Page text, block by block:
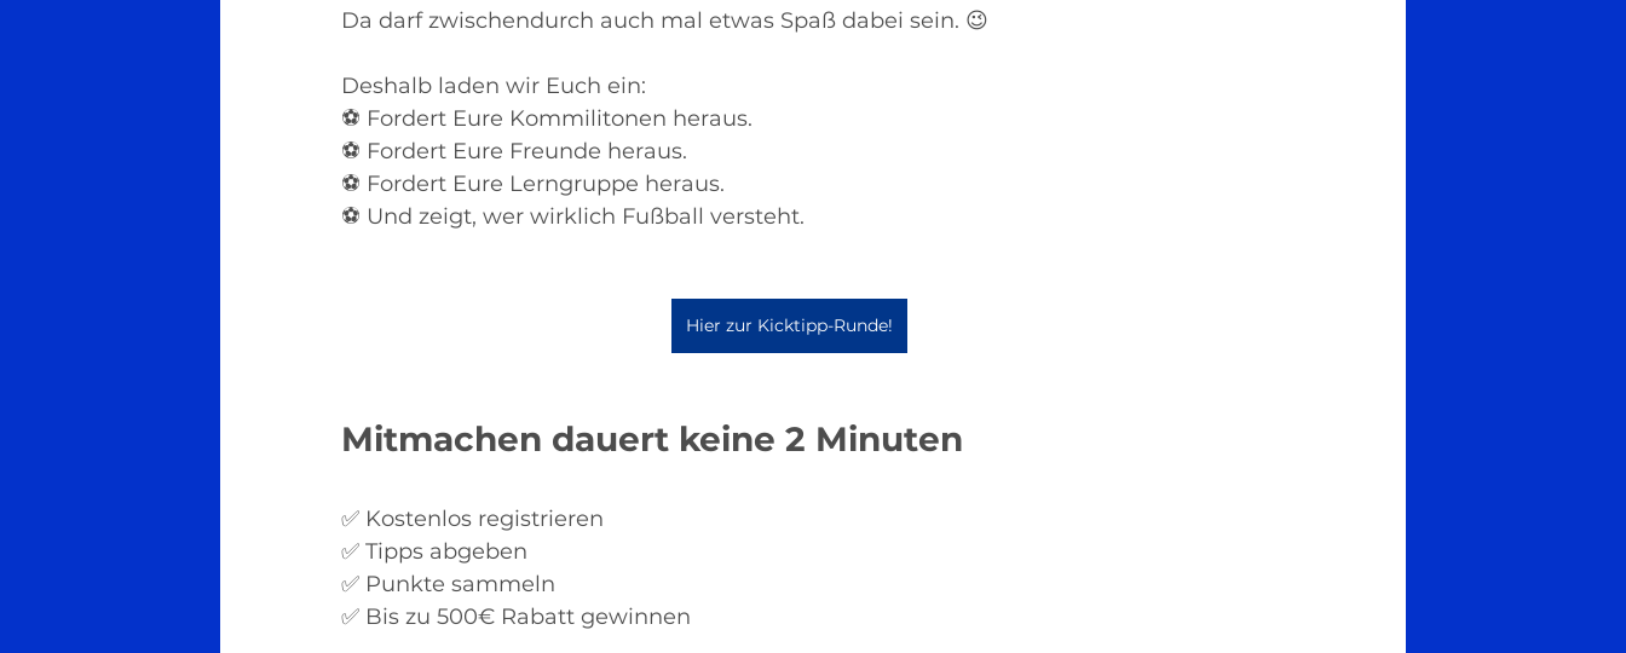
Da darf zwischendurch auch mal etwas Spaß dabei sein. 😉
Deshalb laden wir Euch ein:
⚽ Fordert Eure Kommilitonen heraus.
⚽ Fordert Eure Freunde heraus.
⚽ Fordert Eure Lerngruppe heraus.
⚽ Und zeigt, wer wirklich Fußball versteht.
Hier zur Kicktipp-Runde!
Mitmachen dauert keine 2 Minuten
✅ Kostenlos registrieren
✅ Tipps abgeben
✅ Punkte sammeln
✅ Bis zu 500€ Rabatt gewinnen